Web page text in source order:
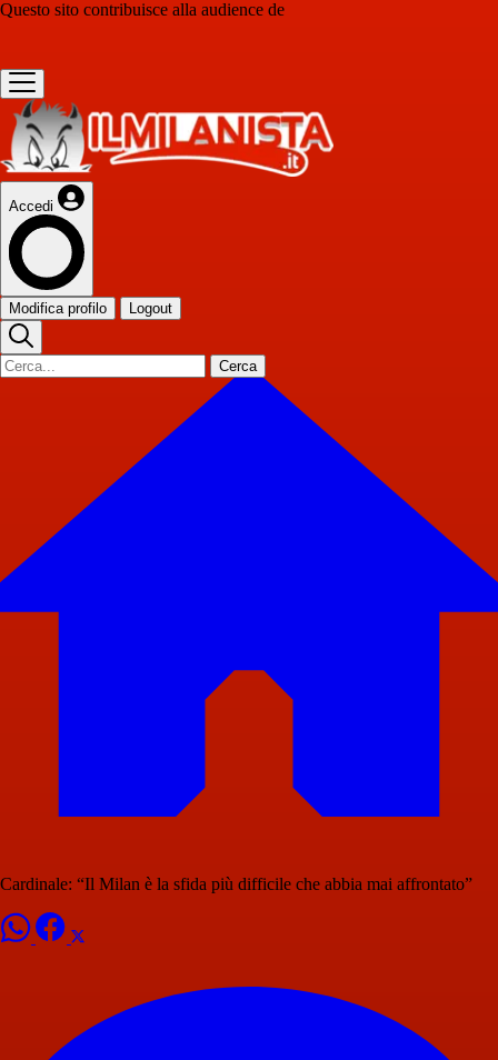
Questo sito contribuisce alla audience de
Accedi
Modifica profilo Logout
Cerca
Cardinale: “Il Milan è la sfida più difficile che abbia mai affrontato”